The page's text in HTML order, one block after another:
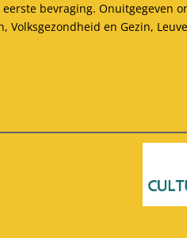
bevraging. Onuitgegeven
Volksgezondheid en Gezin,